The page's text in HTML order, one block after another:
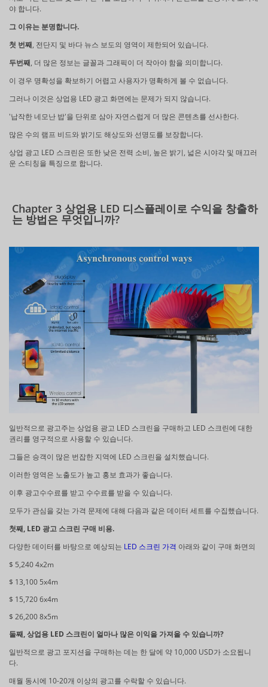
야 합니다.
그 이유는 분명합니다.
첫 번째, 전단지 및 바다 뉴스 보도의 영역이 제한되어 있습니다.
두번째, 더 많은 정보는 글꼴과 그래픽이 더 작아야 함을 의미합니다.
이 경우 명확성을 확보하기 어렵고 사용자가 명확하게 볼 수 없습니다.
그러나 이것은 상업용 LED 광고 화면에는 문제가 되지 않습니다.
'납작한 네모난 밥'을 단위로 삼아 자연스럽게 더 많은 콘텐츠를 선사한다.
많은 수의 램프 비드와 밝기도 해상도와 선명도를 보장합니다.
상업 광고 LED 스크린은 또한 낮은 전력 소비, 높은 밝기, 넓은 시야각 및 매끄러
운 스티칭을 특징으로 합니다.
Chapter 3 상업용 LED 디스플레이로 수익을 창출하
는 방법은 무엇입니까?
일반적으로 광고주는 상업용 광고 LED 스크린을 구매하고 LED 스크린에 대한
권리를 영구적으로 사용할 수 있습니다.
그들은 승객이 많은 번잡한 지역에 LED 스크린을 설치했습니다.
이러한 영역은 노출도가 높고 홍보 효과가 좋습니다.
이후 광고수수료를 받고 수수료를 받을 수 있습니다.
모두가 관심을 갖는 가격 문제에 대해 다음과 같은 데이터 세트를 수집했습니다.
첫째, LED 광고 스크린 구매 비용.
다양한 데이터를 바탕으로 예상되는 LED 스크린 가격 아래와 같이 구매 화면의
$ 5,240 4x2m
$ 13,100 5x4m
$ 15,720 6x4m
$ 26,200 8x5m
둘째, 상업용 LED 스크린이 얼마나 많은 이익을 가져올 수 있습니까?
일반적으로 광고 포지션을 구매하는 데는 한 달에 약 10,000 USD가 소요됩니
다.
매월 동시에 10-20개 이상의 광고를 수락할 수 있습니다.